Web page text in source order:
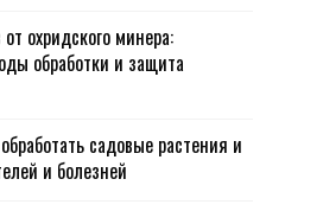
охридского минера:
обработки и защита
садовые растения и
и болезней